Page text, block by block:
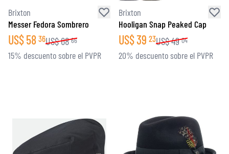
Brixton
Messer Fedora Sombrero
US$58 36US$68 66
15% descuento sobre el PVPR
Brixton
Hooligan Snap Peaked Cap
US$39 23US$49 04
20% descuento sobre el PVPR